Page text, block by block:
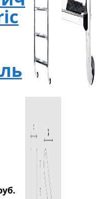
уб.